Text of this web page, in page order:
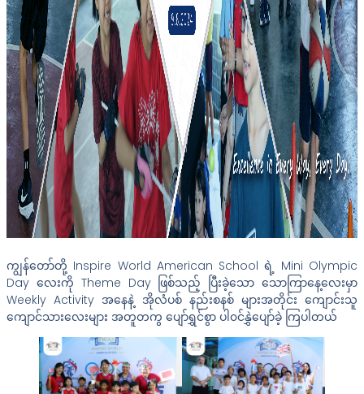
ကျွန်တော်တို့ Inspire World American School ရဲ့ Mini Olympic
Day လေးကို Theme Day ဖြစ်သည့် ပြီးခဲ့သော သောကြာနေ့လေးမှာ
Weekly Activity အနေနဲ့ အိုလံပစ် နည်းစနစ် များအတိုင်း ကျောင်းသူ
ကျောင်သားလေးများ အတူတကွ ပျော်ရွှင်စွာ ပါ၀င်နွှဲပျော်ခဲ့ ကြပါတယ်